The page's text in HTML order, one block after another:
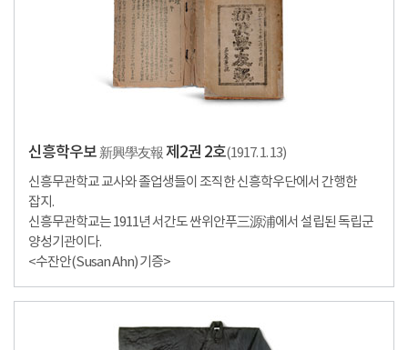
신흥학우보 新興學友報제2권 2호(1917. 1. 13)
신흥무관학교 교사와 졸업생들이 조직한 신흥학우단에서 간행한
잡지.
신흥무관학교는 1911년 서간도 싼위안푸三源浦에서 설립된 독립군
양성기관이다.
<수잔안(Susan Ahn) 기증>